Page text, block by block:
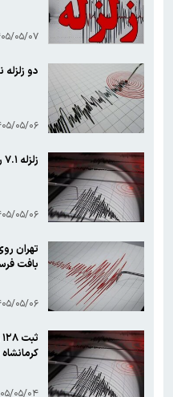
۱۴۰۵/
دو
۱۴۰۵/۰۵/
زلزله ۷.۱ ریشتری ژاپن را لرزاند
۱۴۰۵/۰۵/
بافت
۱۴۰۵/۰۵/
کرمانشاه با ۳۴ زلزله
۱۴۰۵/